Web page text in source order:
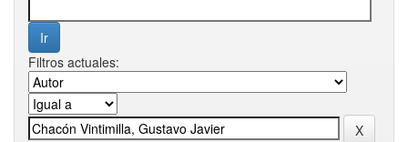
Filtros actuales: